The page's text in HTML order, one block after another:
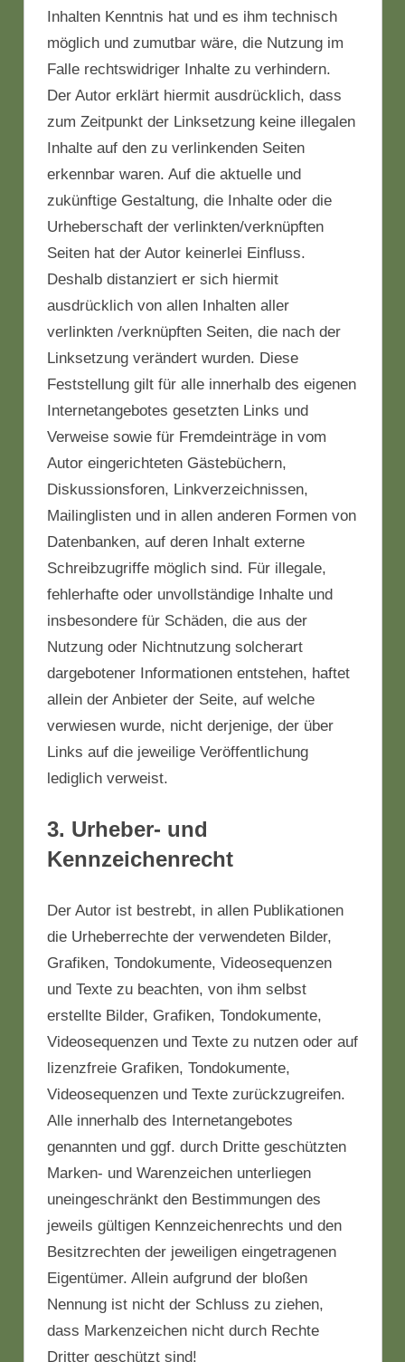
Inhalten Kenntnis hat und es ihm technisch
möglich und zumutbar wäre, die Nutzung im
Falle rechtswidriger Inhalte zu verhindern.
Der Autor erklärt hiermit ausdrücklich, dass
zum Zeitpunkt der Linksetzung keine illegalen
Inhalte auf den zu verlinkenden Seiten
erkennbar waren. Auf die aktuelle und
zukünftige Gestaltung, die Inhalte oder die
Urheberschaft der verlinkten/verknüpften
Seiten hat der Autor keinerlei Einfluss.
Deshalb distanziert er sich hiermit
ausdrücklich von allen Inhalten aller
verlinkten /verknüpften Seiten, die nach der
Linksetzung verändert wurden. Diese
Feststellung gilt für alle innerhalb des eigenen
Internetangebotes gesetzten Links und
Verweise sowie für Fremdeinträge in vom
Autor eingerichteten Gästebüchern,
Diskussionsforen, Linkverzeichnissen,
Mailinglisten und in allen anderen Formen von
Datenbanken, auf deren Inhalt externe
Schreibzugriffe möglich sind. Für illegale,
fehlerhafte oder unvollständige Inhalte und
insbesondere für Schäden, die aus der
Nutzung oder Nichtnutzung solcherart
dargebotener Informationen entstehen, haftet
allein der Anbieter der Seite, auf welche
verwiesen wurde, nicht derjenige, der über
Links auf die jeweilige Veröffentlichung
lediglich verweist.
3. Urheber- und
Kennzeichenrecht
Der Autor ist bestrebt, in allen Publikationen
die Urheberrechte der verwendeten Bilder,
Grafiken, Tondokumente, Videosequenzen
und Texte zu beachten, von ihm selbst
erstellte Bilder, Grafiken, Tondokumente,
Videosequenzen und Texte zu nutzen oder auf
lizenzfreie Grafiken, Tondokumente,
Videosequenzen und Texte zurückzugreifen.
Alle innerhalb des Internetangebotes
genannten und ggf. durch Dritte geschützten
Marken- und Warenzeichen unterliegen
uneingeschränkt den Bestimmungen des
jeweils gültigen Kennzeichenrechts und den
Besitzrechten der jeweiligen eingetragenen
Eigentümer. Allein aufgrund der bloßen
Nennung ist nicht der Schluss zu ziehen,
dass Markenzeichen nicht durch Rechte
Dritter geschützt sind!